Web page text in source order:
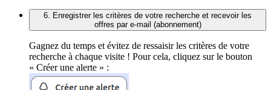
6. Enregistrer les critères de votre recherche et recevoir les
offres par e-mail (abonnement)
Gagnez du temps et évitez de ressaisir les critères de votre
recherche à chaque visite ! Pour cela, cliquez sur le bouton
« Créer une alerte » :